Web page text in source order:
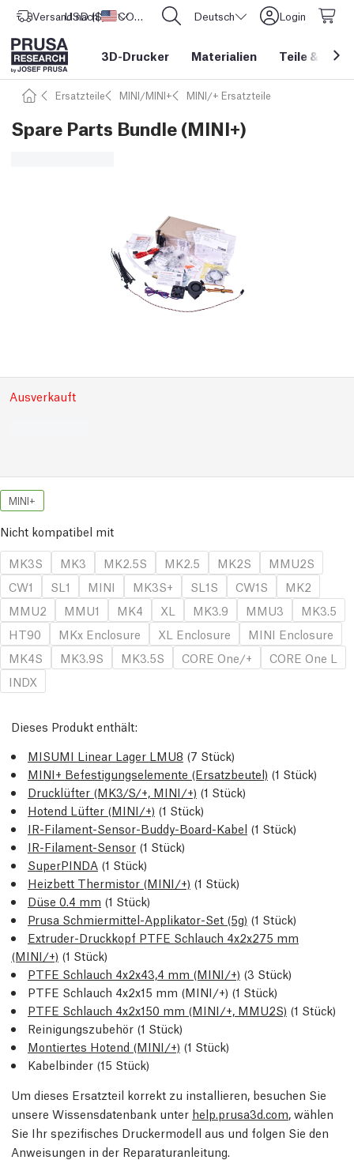
Versand nach Vereinigte Staaten
USD ($) CORE One L: Jetzt auf Lager! Deutsch Login
3D-Drucker Materialien Teile &
Ersatzteile MINI/MINI+ MINI/+ Ersatzteile
Spare Parts Bundle (MINI+)
Ausverkauft
MINI+
Nicht kompatibel mit
MK3S
MK3 MK2.5S MK2.5 MK2S
MMU2S
CW1
SL1 MINI MK3S+ SL1S CW1S
MK2
MMU2
MMU1 MK4 XL MK3.9 MMU3
MK3.5
HT90
MKx Enclosure XL Enclosure
MINI Enclosure
MK4S
MK3.9S MK3.5S CORE One/+
CORE One L
INDX
Dieses Produkt enthält:
MISUMI Linear Lager LMU8 (7 Stück)
MINI+ Befestigungselemente (Ersatzbeutel) (1 Stück)
Drucklüfter (MK3/S/+, MINI/+) (1 Stück)
Hotend Lüfter (MINI/+) (1 Stück)
IR-Filament-Sensor-Buddy-Board-Kabel (1 Stück)
IR-Filament-Sensor (1 Stück)
SuperPINDA (1 Stück)
Heizbett Thermistor (MINI/+) (1 Stück)
Düse 0.4 mm (1 Stück)
Prusa Schmiermittel-Applikator-Set (5g) (1 Stück)
Extruder-Druckkopf PTFE Schlauch 4x2x275 mm
(MINI/+) (1 Stück)
PTFE Schlauch 4x2x43,4 mm (MINI/+) (3 Stück)
PTFE Schlauch 4x2x15 mm (MINI/+) (1 Stück)
PTFE Schlauch 4x2x150 mm (MINI/+, MMU2S) (1 Stück)
Reinigungszubehör (1 Stück)
Montiertes Hotend (MINI/+) (1 Stück)
Kabelbinder (15 Stück)
Um dieses Ersatzteil korrekt zu installieren, besuchen Sie
unsere Wissensdatenbank unter help.prusa3d.com, wählen
Sie Ihr spezifisches Druckermodell aus und folgen Sie den
Anweisungen in der Reparaturanleitung.